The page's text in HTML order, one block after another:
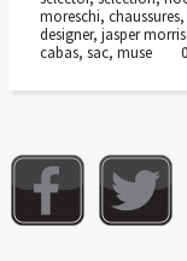
moreschi, chaussures,
designer, jasper
cabas, sac, muse 0